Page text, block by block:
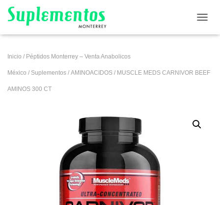
Inicio / Péptidos Monterrey – Venta Anabolicos
México / Suplementos / AMINOACIDOS / MUSCLE MEDS CARNIVOR BEEF
AMINOS 300 CT